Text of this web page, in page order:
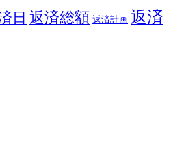
日 返済総額 返済計画 返済